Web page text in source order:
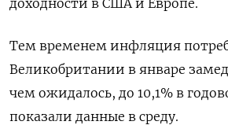
доходности в США и Европе.
Тем временем инфляция
Великобритании в январе
чем ожидалось, до 10,1% в
показали данные в среду.